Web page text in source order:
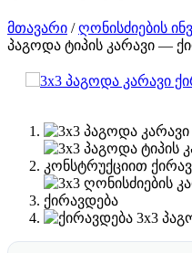
მთავარი /ღონისძიების
პაგოდა ტიპის კარავი —